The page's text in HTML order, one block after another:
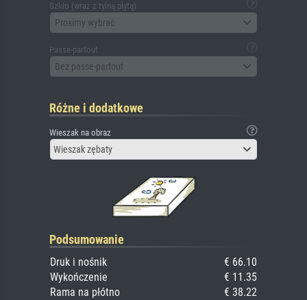
Szkło (wraz z tylną płytą)
Prosimy wybrać
Passe-partout
Bez passe-partout
Różne i dodatkowe
Wieszak na obraz
Wieszak zębaty
Podsumowanie
Druk i nośnik
€ 66.10
Wykończenie
€ 11.35
Rama na płótno
€ 38.22